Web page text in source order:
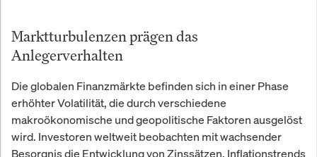
Marktturbulenzen prägen das
Anlegerverhalten
Die globalen Finanzmärkte befinden sich in einer Phase
erhöhter Volatilität, die durch verschiedene
makroökonomische und geopolitische Faktoren ausgelöst
wird. Investoren weltweit beobachten mit wachsender
Besorgnis die Entwicklung von Zinssätzen, Inflationstrends